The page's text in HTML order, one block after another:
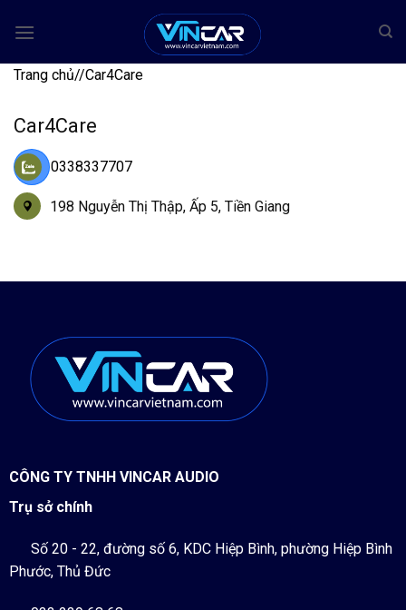
qua
dungTrang chủ//Car4Care
Car4Care
0338337707
198 Nguyễn Thị Thập, Ấp 5, Tiền Giang
CÔNG TY TNHH VINCAR AUDIO
Trụ sở chính
Số 20 - 22, đường số 6, KDC Hiệp Bình, phường Hiệp Bình
Phước, Thủ Đức